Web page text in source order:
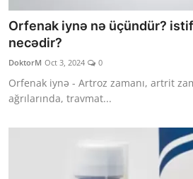
Orfenak iynə nə üçündür?
necədir?
DoktorM Oct 3, 2024 0
Orfenak iynə - Artroz zamanı, artrit
ağrılarında, travmat...